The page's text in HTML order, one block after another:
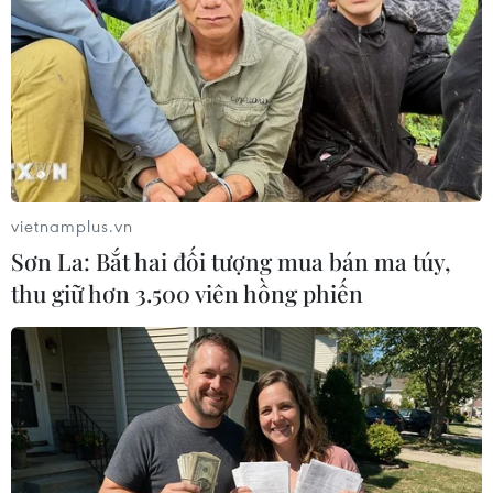
lại đàm phán của TMC
06/06/2019 03:36
Các thủ lĩnh phe nhóm biểu tình tại Sudan ngày 5/6 đã
bác bỏ đề nghị nối lại đối thoại của Hội đồng quân sự
chuyển tiếp (TMC) đưa ra trước đó.
vietnamplus.vn
Sơn La: Bắt hai đối tượng mua bán ma túy,
thu giữ hơn 3.500 viên hồng phiến